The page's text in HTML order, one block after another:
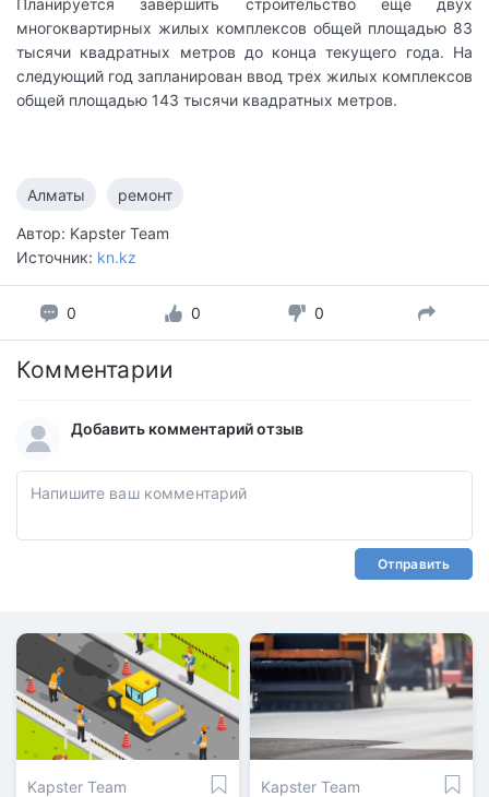
Планируется завершить строительство ещё двух
многоквартирных жилых комплексов общей площадью 83
тысячи квадратных метров до конца текущего года. На
следующий год запланирован ввод трех жилых комплексов
общей площадью 143 тысячи квадратных метров.
Алматы ремонт
Автор: Kapster Team
Источник: kn.kz
0 0 0
Комментарии
Добавить комментарий отзыв
Отправить
Kapster Team
Kapster Team